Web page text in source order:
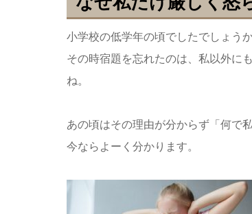
小学校の低学年の頃でしたでしょう
その時宿題を忘れたのは、私以外に
ね。
あの頃はその理由が分からず「何で
今ならよーく分かります。